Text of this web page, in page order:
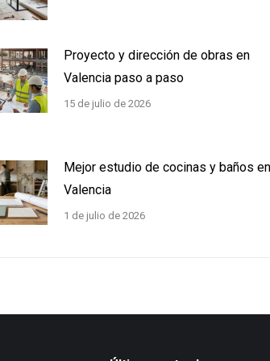
Proyecto y dirección de obras en
Valencia paso a paso
15 de julio de 2026
Mejor estudio de cocinas y baños en
Valencia
1 de julio de 2026